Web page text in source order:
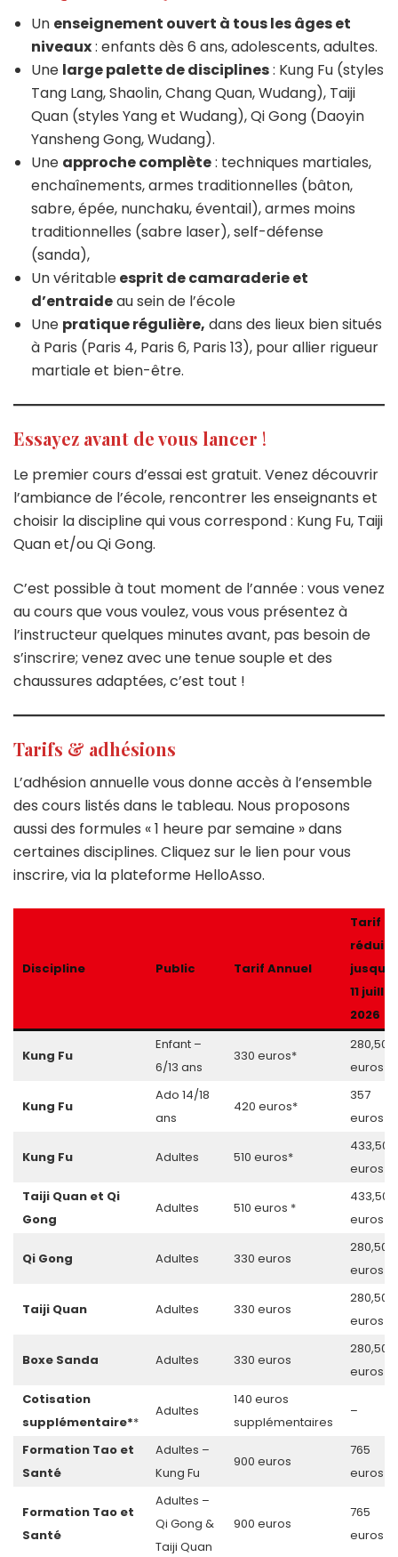
Un enseignement ouvert à tous les âges et
niveaux: enfants dès 6 ans, adolescents, adultes.
Une large palette de disciplines: Kung Fu (styles
Tang Lang, Shaolin, Chang Quan, Wudang), Taiji
Quan (styles Yang et Wudang), Qi Gong (Daoyin
Yansheng Gong, Wudang).
Une approche complète: techniques martiales,
enchaînements, armes traditionnelles (bâton,
sabre, épée, nunchaku, éventail), armes moins
traditionnelles (sabre laser), self-défense
(sanda),
Un véritableesprit de camaraderie et
d’entraideau sein de l’école
Une pratique régulière, dans des lieux bien situés
à Paris (Paris 4, Paris 6, Paris 13), pour allier rigueur
martiale et bien-être.
Essayez avant de vous lancer !
Le premier cours d’essai est gratuit. Venez découvrir
l’ambiance de l’école, rencontrer les enseignants et
choisir la discipline qui vous correspond : Kung Fu, Taiji
Quan et/ou Qi Gong.
C’est possible à tout moment de l’année : vous venez
au cours que vous voulez, vous vous présentez à
l’instructeur quelques minutes avant, pas besoin de
s’inscrire; venez avec une tenue souple et des
chaussures adaptées, c’est tout !
Tarifs & adhésions
L’adhésion annuelle vous donne accès à l’ensemble
des cours listés dans le tableau. Nous proposons
aussi des formules « 1 heure par semaine » dans
certaines disciplines. Cliquez sur le lien pour vous
inscrire, via la plateforme HelloAsso.
Discipline Public Tarif Annuel
Tarif
réduit
11 juillet
2026
Kung Fu
Enfant –
6/13 ans
330 euros*
280,50
euros
Kung Fu
Ado 14/18
ans
420 euros*
357
euros
Kung Fu Adultes 510 euros*
433,50
euros
Taiji Quan et Qi
Gong
Adultes 510 euros *
433,50
euros
Qi Gong Adultes 330 euros
280,50
euros
Taiji Quan Adultes 330 euros
280,50
euros
Boxe Sanda Adultes 330 euros
280,50
euros
Cotisation
supplémentaire**
Adultes
140 euros
supplémentaires
–
Formation Tao et
Santé
Adultes –
Kung Fu
900 euros
765
euros
Formation Tao et
Santé
Adultes –
Qi Gong &
Taiji Quan
900 euros
765
euros